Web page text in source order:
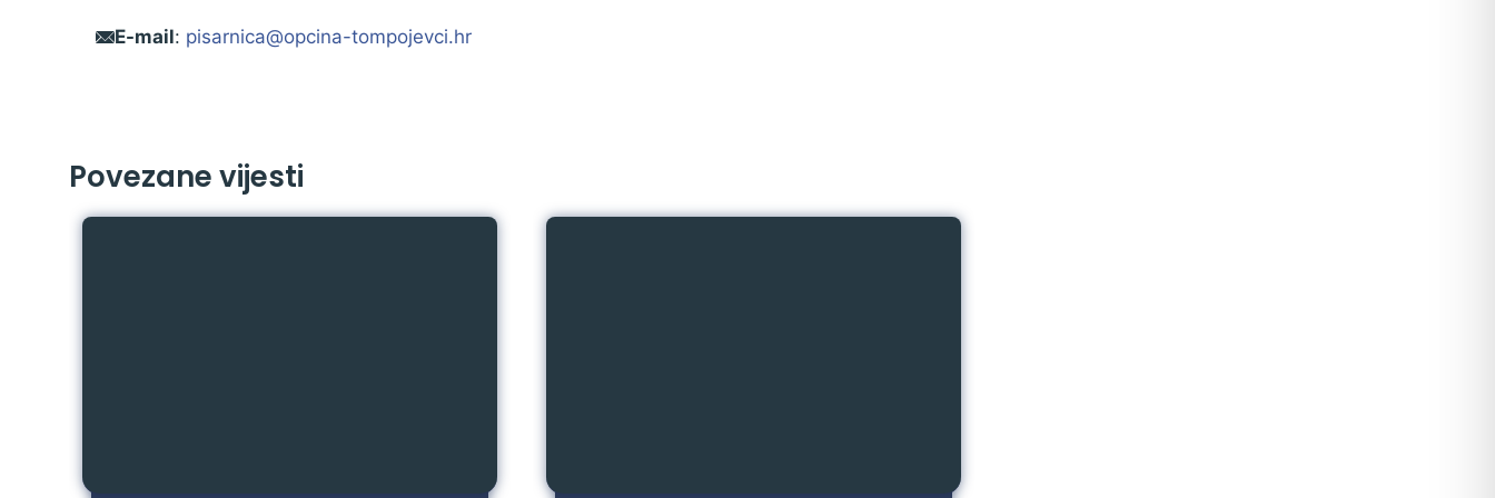
E-mail: pisarnica@opcina-tompojevci.hr
Povezane vijesti